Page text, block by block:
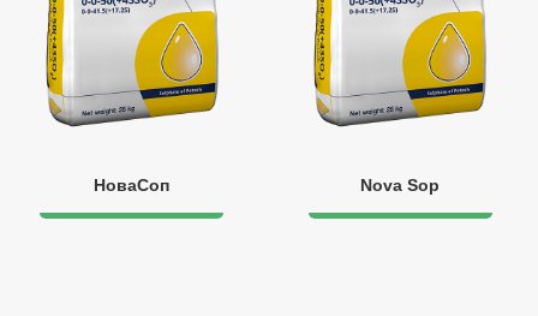
НоваСоп Nova Sop